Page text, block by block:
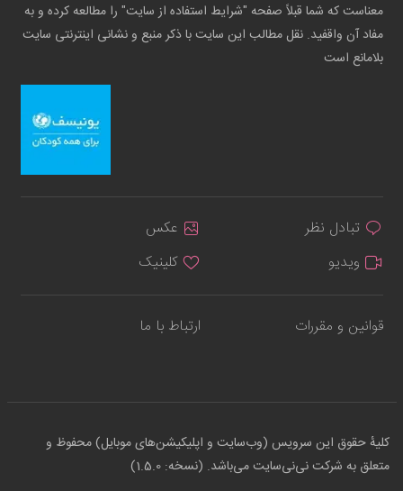
معناست که شما قبلاً صفحه "شرایط استفاده از سایت" را مطالعه کرده و به
مفاد آن واقفید. نقل مطالب این سایت با ذکر منبع و نشانی اینترنتی سایت
بلامانع است
تبادل نظر
عکس
ویدیو
کلینیک
قوانین و مقررات ارتباط با ما
کلیهٔ حقوق این سرویس (وب‌سایت و اپلیکیشن‌های موبایل) محفوظ و
متعلق به شرکت نی‌نی‌سایت می‌باشد. (نسخه: 1.5.0)